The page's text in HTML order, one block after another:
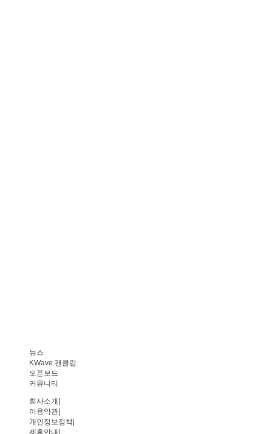
뉴스
KWave 팬클럽
오픈보드
커뮤니티
회사소개
이용약관
개인정보정책
제휴안내